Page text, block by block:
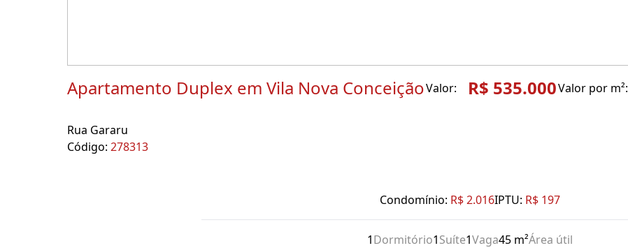
Apartamento Duplex em Vila Nova ConceiçãoValor: R$ 535.000Valor por m²:
Rua Gararu
Código: 278313
Condomínio: R$ 2.016IPTU: R$ 197
1Dormitório1Suíte1Vaga45 m²Área útil